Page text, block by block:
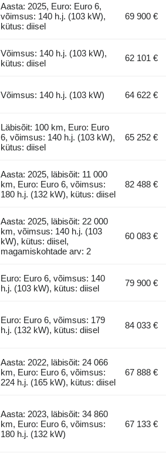
Aasta: 2025, Euro: Euro 6,
võimsus: 140 h.j. (103 kW),
kütus: diisel
69 900 €
Võimsus: 140 h.j. (103 kW),
kütus: diisel
62 101 €
Võimsus: 140 h.j. (103 kW) 64 622 €
Läbisõit: 100 km, Euro: Euro
6, võimsus: 140 h.j. (103 kW),
kütus: diisel
65 252 €
Aasta: 2025, läbisõit: 11 000
km, Euro: Euro 6, võimsus:
180 h.j. (132 kW), kütus: diisel
82 488 €
Aasta: 2025, läbisõit: 22 000
km, võimsus: 140 h.j. (103
kW), kütus: diisel,
magamiskohtade arv: 2
60 083 €
Euro: Euro 6, võimsus: 140
h.j. (103 kW), kütus: diisel
79 900 €
Euro: Euro 6, võimsus: 179
h.j. (132 kW), kütus: diisel
84 033 €
Aasta: 2022, läbisõit: 24 066
km, Euro: Euro 6, võimsus:
224 h.j. (165 kW), kütus: diisel
67 888 €
Aasta: 2023, läbisõit: 34 860
km, Euro: Euro 6, võimsus:
180 h.j. (132 kW)
67 133 €